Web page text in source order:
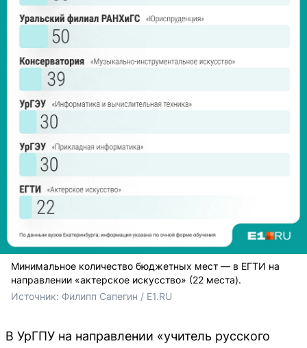
Минимальное количество бюджетных мест — в ЕГТИ на
направлении «актерское искусство» (22 места).
Источник: Филипп Сапегин / E1.RU
В УрГПУ на направлении «учитель русского